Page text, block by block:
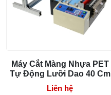
Máy Cắt Màng Nhựa PET
Tự Động Lưỡi Dao 40 Cm
Liên hệ